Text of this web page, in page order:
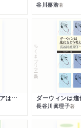
谷川嘉浩著
「とりあえず」でキャリアは決まる
ちくまプリマー新書
長谷川眞理子著